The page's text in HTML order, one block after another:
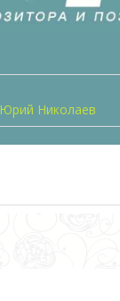
Юрий Николаев